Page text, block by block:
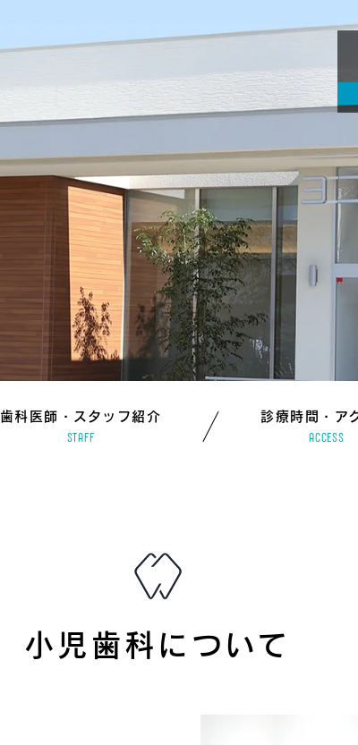
歯科医師・スタッフ紹介
STAFF
診療時間・ア
ACCESS
小児歯科について